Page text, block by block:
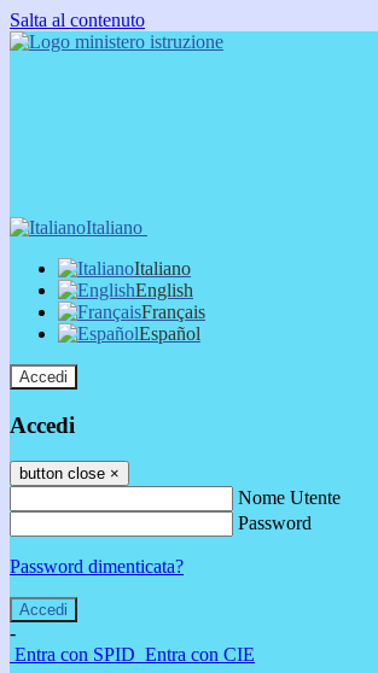
Salta al contenuto
Italiano
Italiano
English
Français
Español
Accedi
Accedi
button close ×
Nome Utente
Password
Password dimenticata?
-
Entra con SPID Entra con CIE